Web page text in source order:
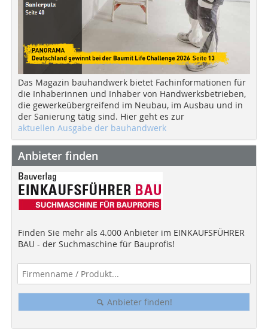
Das Magazin bauhandwerk bietet Fachinformationen für
die Inhaberinnen und Inhaber von Handwerksbetrieben,
die gewerkeübergreifend im Neubau, im Ausbau und in
der Sanierung tätig sind. Hier geht es zur
aktuellen Ausgabe der bauhandwerk
Anbieter finden
Finden Sie mehr als 4.000 Anbieter im EINKAUFSFÜHRER
BAU - der Suchmaschine für Bauprofis!
Anbieter finden!